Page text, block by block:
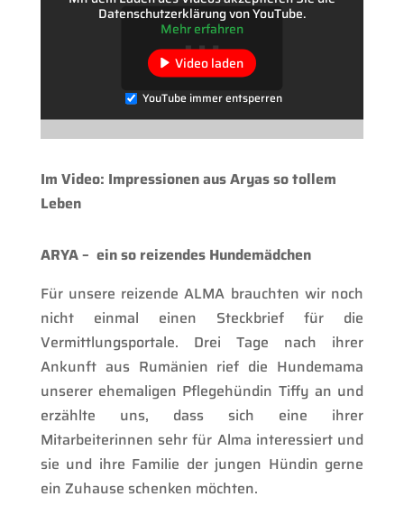
Datenschutzerklärung von YouTube.
Mehr erfahren
Video laden
YouTube immer entsperren
Im Video: Impressionen aus Aryas so tollem
Leben
ARYA – ein so reizendes Hundemädchen
Für unsere reizende ALMA brauchten wir noch
nicht einmal einen Steckbrief für die
Vermittlungsportale. Drei Tage nach ihrer
Ankunft aus Rumänien rief die Hundemama
unserer ehemaligen Pflegehündin Tiffy an und
erzählte uns, dass sich eine ihrer
Mitarbeiterinnen sehr für Alma interessiert und
sie und ihre Familie der jungen Hündin gerne
ein Zuhause schenken möchten.